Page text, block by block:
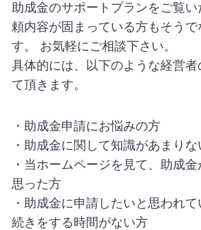
助成金のサポートプランをご覧
頼内容が固まっている方もそう
す。 お気軽にご相談下さい。
具体的には、以下のような経営
て頂きます。
・助成金申請にお悩みの方
・助成金に関して知識があまりな
・当ホームページを見て、助成
思った方
・助成金に申請したいと思われ
続きをする時間がない方